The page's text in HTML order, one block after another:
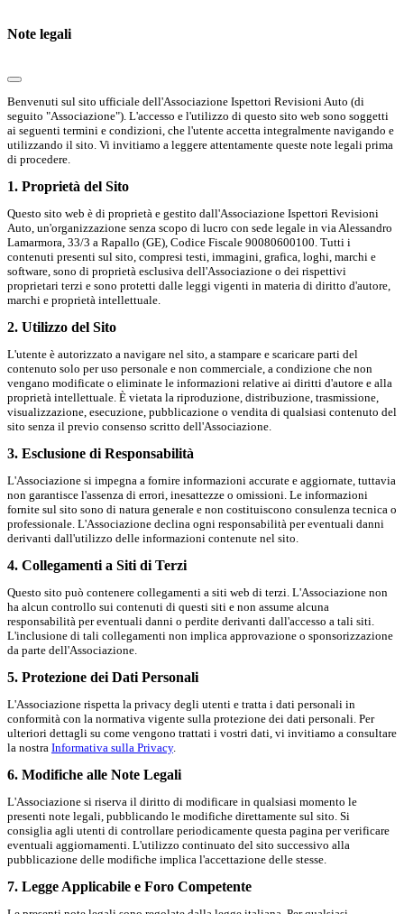
Note legali
Benvenuti sul sito ufficiale dell'Associazione Ispettori Revisioni Auto (di
seguito "Associazione"). L'accesso e l'utilizzo di questo sito web sono soggetti
ai seguenti termini e condizioni, che l'utente accetta integralmente navigando e
utilizzando il sito. Vi invitiamo a leggere attentamente queste note legali prima
di procedere.
1. Proprietà del Sito
Questo sito web è di proprietà e gestito dall'Associazione Ispettori Revisioni
Auto, un'organizzazione senza scopo di lucro con sede legale in via Alessandro
Lamarmora, 33/3 a Rapallo (GE), Codice Fiscale 90080600100. Tutti i
contenuti presenti sul sito, compresi testi, immagini, grafica, loghi, marchi e
software, sono di proprietà esclusiva dell'Associazione o dei rispettivi
proprietari terzi e sono protetti dalle leggi vigenti in materia di diritto d'autore,
marchi e proprietà intellettuale.
2. Utilizzo del Sito
L'utente è autorizzato a navigare nel sito, a stampare e scaricare parti del
contenuto solo per uso personale e non commerciale, a condizione che non
vengano modificate o eliminate le informazioni relative ai diritti d'autore e alla
proprietà intellettuale. È vietata la riproduzione, distribuzione, trasmissione,
visualizzazione, esecuzione, pubblicazione o vendita di qualsiasi contenuto del
sito senza il previo consenso scritto dell'Associazione.
3. Esclusione di Responsabilità
L'Associazione si impegna a fornire informazioni accurate e aggiornate, tuttavia
non garantisce l'assenza di errori, inesattezze o omissioni. Le informazioni
fornite sul sito sono di natura generale e non costituiscono consulenza tecnica o
professionale. L'Associazione declina ogni responsabilità per eventuali danni
derivanti dall'utilizzo delle informazioni contenute nel sito.
4. Collegamenti a Siti di Terzi
Questo sito può contenere collegamenti a siti web di terzi. L'Associazione non
ha alcun controllo sui contenuti di questi siti e non assume alcuna
responsabilità per eventuali danni o perdite derivanti dall'accesso a tali siti.
L'inclusione di tali collegamenti non implica approvazione o sponsorizzazione
da parte dell'Associazione.
5. Protezione dei Dati Personali
L'Associazione rispetta la privacy degli utenti e tratta i dati personali in
conformità con la normativa vigente sulla protezione dei dati personali. Per
ulteriori dettagli su come vengono trattati i vostri dati, vi invitiamo a consultare
la nostra Informativa sulla Privacy.
6. Modifiche alle Note Legali
L'Associazione si riserva il diritto di modificare in qualsiasi momento le
presenti note legali, pubblicando le modifiche direttamente sul sito. Si
consiglia agli utenti di controllare periodicamente questa pagina per verificare
eventuali aggiornamenti. L'utilizzo continuato del sito successivo alla
pubblicazione delle modifiche implica l'accettazione delle stesse.
7. Legge Applicabile e Foro Competente